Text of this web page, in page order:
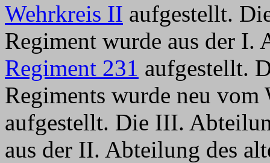
Wehrkreis II aufgestellt.
Regiment wurde aus der
Regiment 231 aufgestellt.
Regiments wurde neu
aufgestellt. Die III.
aus der II. Abteilung des